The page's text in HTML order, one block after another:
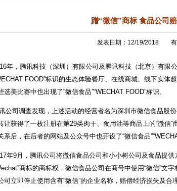
蹭“微信”商标 食品公司
发表日期：12/19/2018 有
年，腾讯科技（深圳）有限公司及腾讯科技（北京）有限
FOOD”标识的生态体验餐厅、在线商城、线下实
选美比赛中也出现了“微信食品”“WECHAT FOOD”标识。
公司调查发现，上述活动的经营者名为深圳市微信食品股
让获得了一枚注册在第29类肉干、食用油等商品上的“微信
系后，在后者的网站及公众号中也开设了“微信食品
年9月，腾讯公司将微信食品公司和小小树公司及食品提供
商标的商标权，微信食品公司在商号中使用“微信”文
司立即停止使用含有“微信”的企业名称，赔偿经济损失及合